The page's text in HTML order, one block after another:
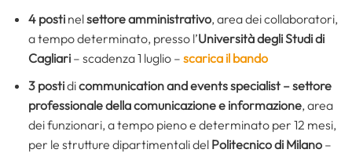
4 postinelsettore amministrativo, area dei collaboratori,
a tempo determinato, presso l’Università degli Studi di
Cagliari– scadenza 1 luglio – scarica il bando
3 postidicommunication and events specialist – settore
professionale della comunicazione e informazione, area
dei funzionari, a tempo pieno e determinato per 12 mesi,
per le strutture dipartimentali del Politecnico di Milano–